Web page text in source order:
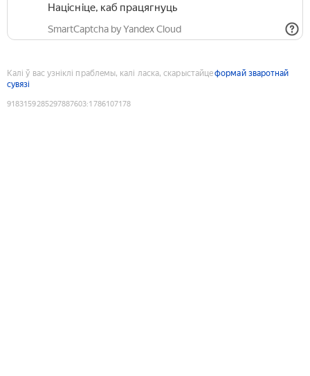
Націсніце, каб працягнуць
SmartCaptcha by Yandex Cloud
Калі ў вас узніклі праблемы, калі ласка, скарыстайцеформай зваротнай
сувязі
9183159285297887603:1786107178